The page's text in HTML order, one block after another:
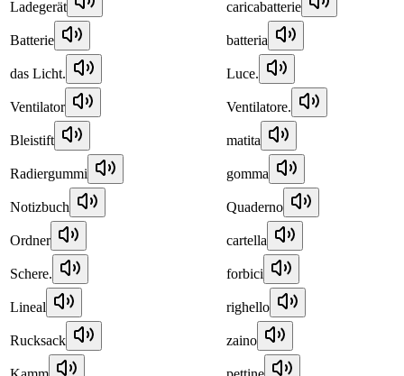
Ladegerät caricabatterie
Batterie batteria
das Licht. Luce.
Ventilator Ventilatore.
Bleistift matita
Radiergummi gomma
Notizbuch Quaderno
Ordner cartella
Schere. forbici
Lineal righello
Rucksack zaino